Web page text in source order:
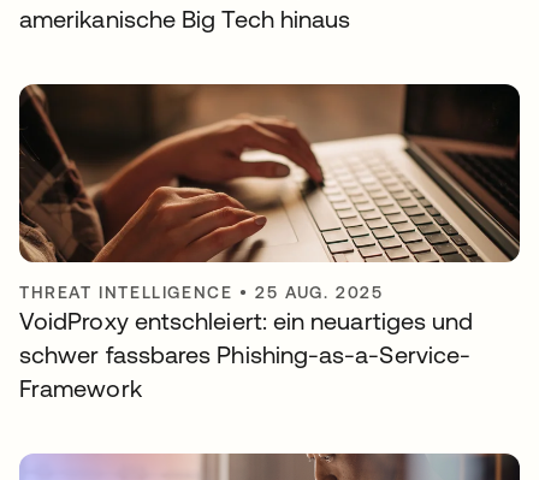
amerikanische Big Tech hinaus
THREAT INTELLIGENCE •25 AUG. 2025
VoidProxy entschleiert: ein neuartiges und
schwer fassbares Phishing-as-a-Service-
Framework